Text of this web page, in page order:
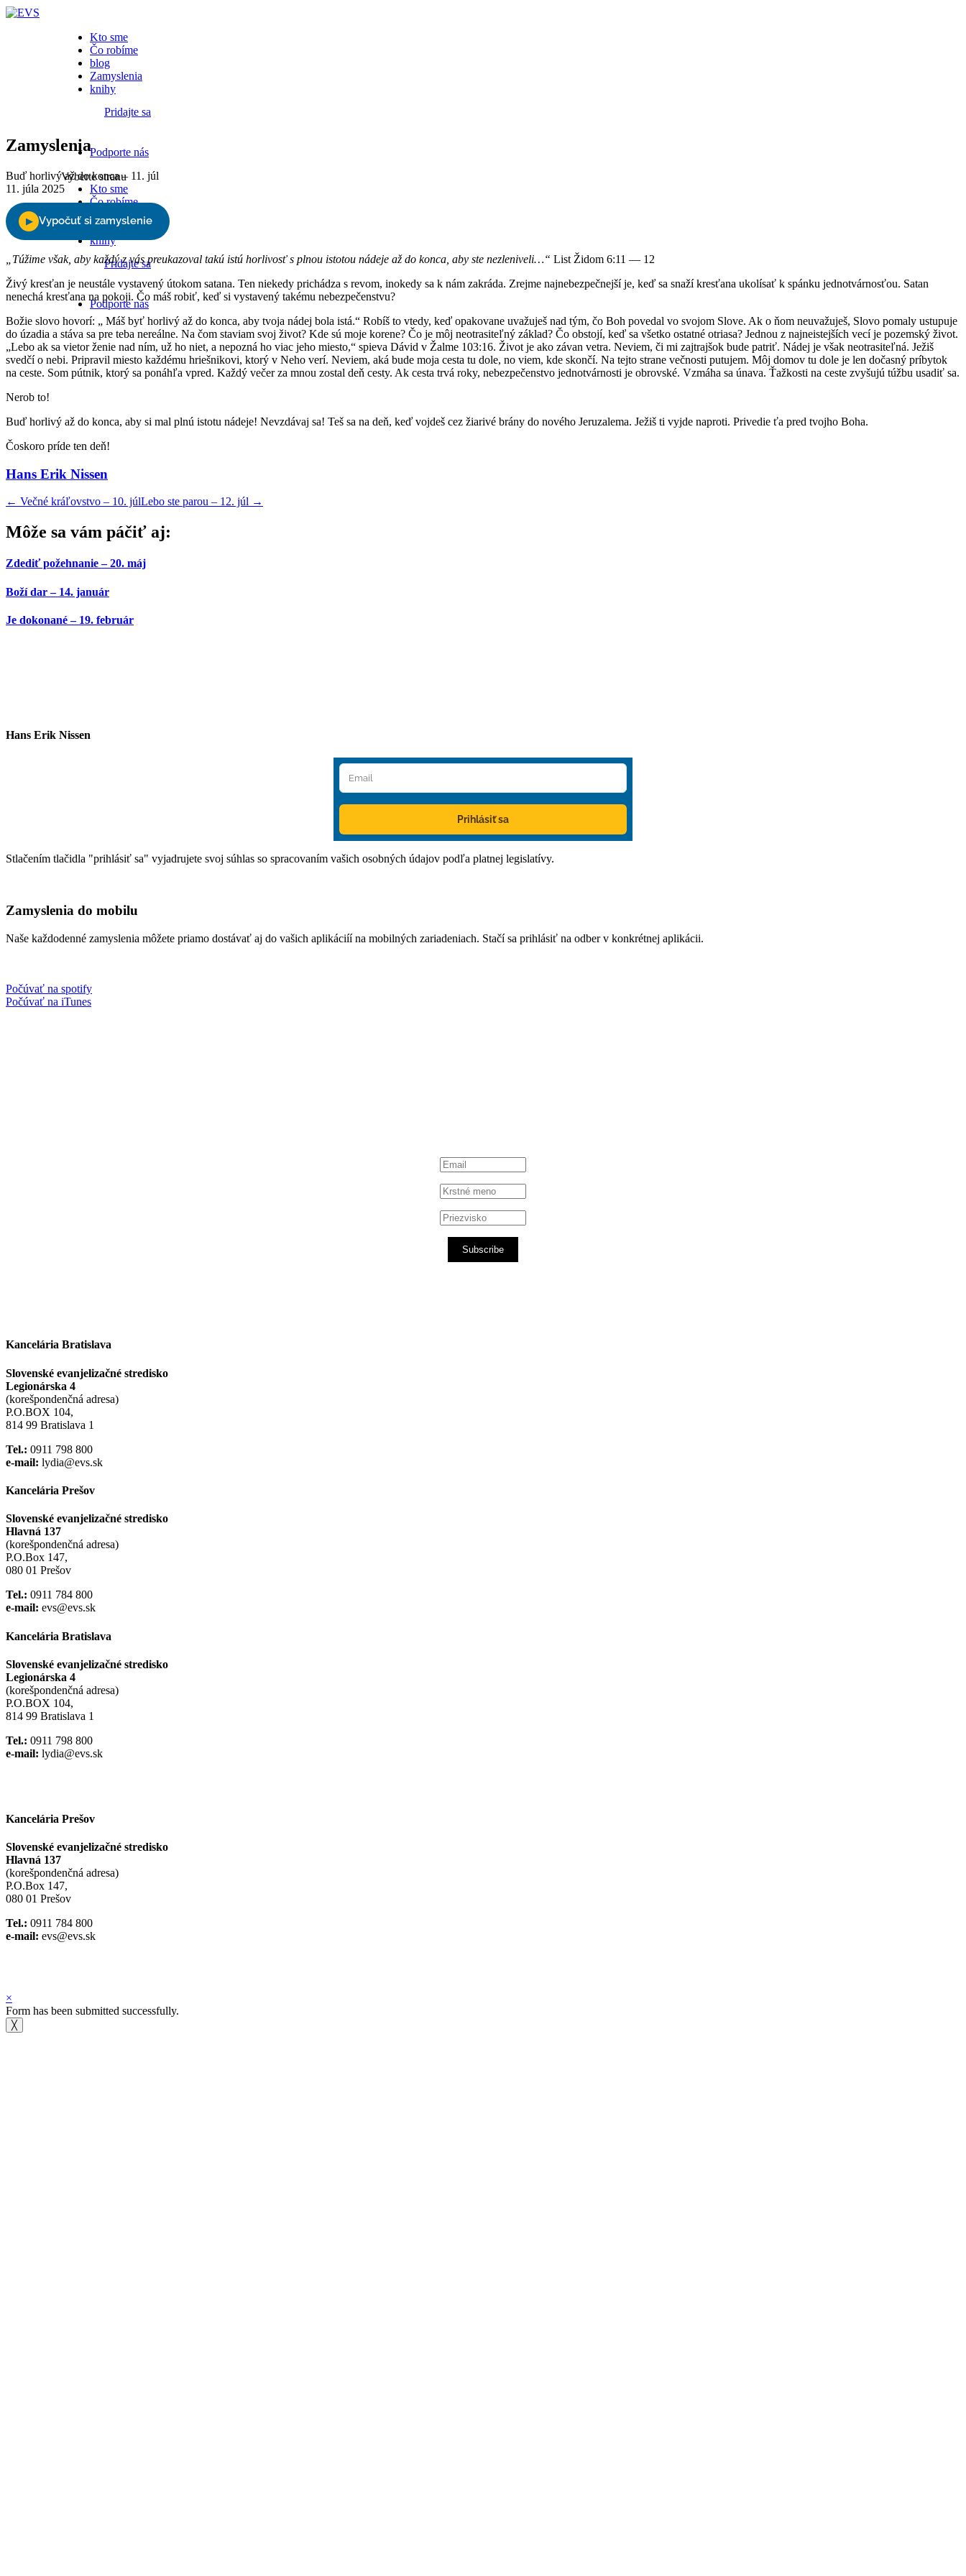
Kto sme
Čo robíme
blog
Zamyslenia
knihy
Pridajte sa
Podporte nás
Vyberte stranu
Kto sme
Čo robíme
blog
Zamyslenia
knihy
Pridajte sa
Podporte nás
Zamyslenia
Buď horlivý až do konca – 11. júl
11. júla 2025
„Túžime však, aby každý z vás preukazoval takú istú horlivosť s plnou istotou nádeje až do konca, aby ste nezleniveli…“ List Židom 6:11 — 12
Živý kresťan je neustále vystavený útokom satana. Ten niekedy prichádza s revom, inokedy sa k nám zakráda. Zrejme najnebezpečnejší je, keď sa snaží kresťana ukolísať k spánku jednotvárnosťou. Satan
nenechá kresťana na pokoji. Čo máš robiť, keď si vystavený takému nebezpečenstvu?
Božie slovo hovorí: „ Máš byť horlivý až do konca, aby tvoja nádej bola istá.“ Robíš to vtedy, keď opakovane uvažuješ nad tým, čo Boh povedal vo svojom Slove. Ak o ňom neuvažuješ, Slovo pomaly ustupuje
do úzadia a stáva sa pre teba nereálne. Na čom staviam svoj život? Kde sú moje korene? Čo je môj neotrasiteľný základ? Čo obstojí, keď sa všetko ostatné otriasa? Jednou z najneistejších vecí je pozemský život.
„Lebo ak sa vietor ženie nad ním, už ho niet, a nepozná ho viac jeho miesto,“ spieva Dávid v Žalme 103:16. Život je ako závan vetra. Neviem, či mi zajtrajšok bude patriť. Nádej je však neotrasiteľná. Ježiš
svedčí o nebi. Pripravil miesto každému hriešnikovi, ktorý v Neho verí. Neviem, aká bude moja cesta tu dole, no viem, kde skončí. Na tejto strane večnosti putujem. Môj domov tu dole je len dočasný príbytok
na ceste. Som pútnik, ktorý sa ponáhľa vpred. Každý večer za mnou zostal deň cesty. Ak cesta trvá roky, nebezpečenstvo jednotvárnosti je obrovské. Vzmáha sa únava. Ťažkosti na ceste zvyšujú túžbu usadiť sa.
Nerob to!
Buď horlivý až do konca, aby si mal plnú istotu nádeje! Nevzdávaj sa! Teš sa na deň, keď vojdeš cez žiarivé brány do nového Jeruzalema. Ježiš ti vyjde naproti. Privedie ťa pred tvojho Boha.
Čoskoro príde ten deň!
Hans Erik Nissen
← Večné kráľovstvo – 10. júlLebo ste parou – 12. júl →
Môže sa vám páčiť aj:
Zdediť požehnanie – 20. máj
Boží dar – 14. január
Je dokonané – 19. február
Hans Erik Nissen
Prihlásiť sa
Stlačením tlačidla "prihlásiť sa" vyjadrujete svoj súhlas so spracovaním vašich osobných údajov podľa platnej legislatívy.
Zamyslenia do mobilu
Naše každodenné zamyslenia môžete priamo dostávať aj do vašich aplikáciíí na mobilných zariadeniach. Stačí sa prihlásiť na odber v konkrétnej aplikácii.
Počúvať na spotify
Počúvať na iTunes
Subscribe
Kancelária Bratislava
Slovenské evanjelizačné stredisko
Legionárska 4
(korešpondenčná adresa)
P.O.BOX 104,
814 99 Bratislava 1
Tel.: 0911 798 800
e-mail: lydia@evs.sk
Kancelária Prešov
Slovenské evanjelizačné stredisko
Hlavná 137
(korešpondenčná adresa)
P.O.Box 147,
080 01 Prešov
Tel.: 0911 784 800
e-mail: evs@evs.sk
Kancelária Bratislava
Slovenské evanjelizačné stredisko
Legionárska 4
(korešpondenčná adresa)
P.O.BOX 104,
814 99 Bratislava 1
Tel.: 0911 798 800
e-mail: lydia@evs.sk
Kancelária Prešov
Slovenské evanjelizačné stredisko
Hlavná 137
(korešpondenčná adresa)
P.O.Box 147,
080 01 Prešov
Tel.: 0911 784 800
e-mail: evs@evs.sk
×
Form has been submitted successfully.
╳